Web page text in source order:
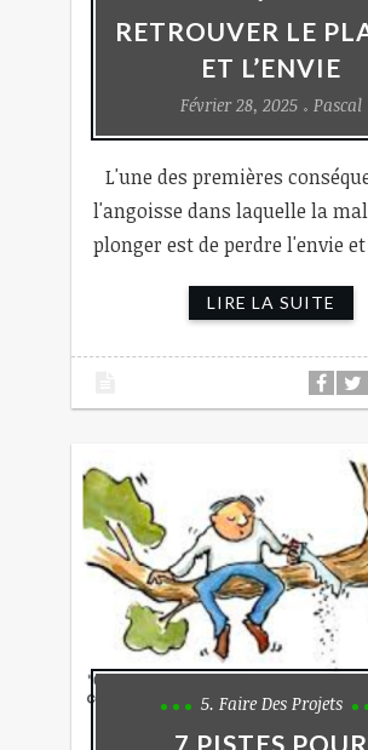
RETROUVER LE
ET L’ENVIE
Février 28, 2025 Pascal
L'une des premières
l'angoisse dans laquelle la
plonger est de perdre l'envie
LIRE LA SUITE
5. Faire Des Projets
7 PISTES POUR